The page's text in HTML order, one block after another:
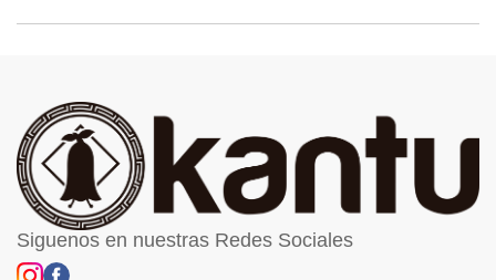
Siguenos en nuestras Redes Sociales